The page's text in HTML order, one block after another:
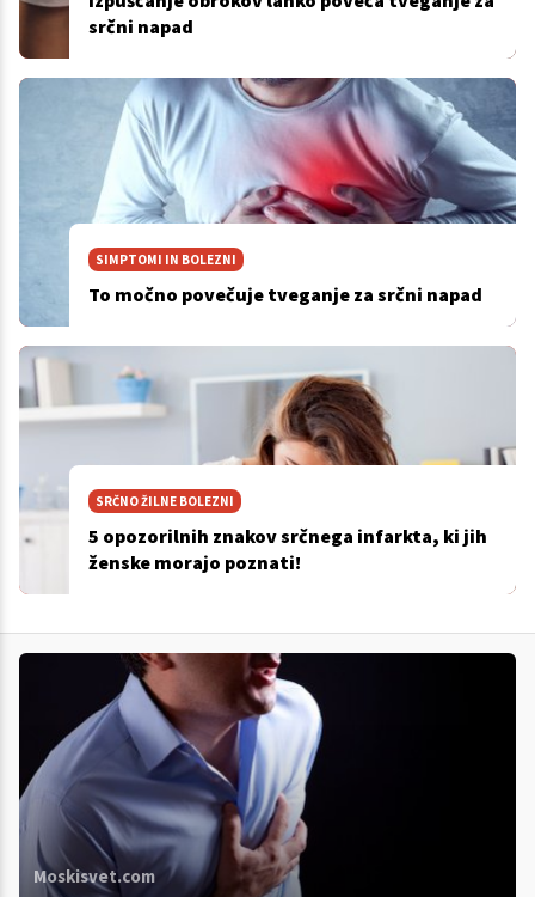
srčni napad
SIMPTOMI IN BOLEZNI
To močno povečuje tveganje za srčni napad
SRČNO ŽILNE BOLEZNI
5 opozorilnih znakov srčnega infarkta, ki jih
ženske morajo poznati!
Moskisvet.com